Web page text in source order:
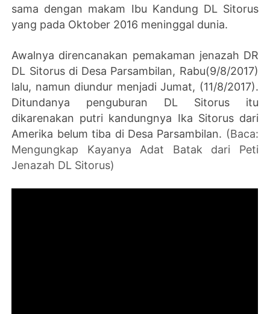
sama dengan makam Ibu Kandung DL Sitorus
yang pada Oktober 2016 meninggal dunia.
Awalnya direncanakan pemakaman jenazah DR
DL Sitorus di Desa Parsambilan, Rabu(9/8/2017)
lalu, namun diundur menjadi Jumat, (11/8/2017).
Ditundanya penguburan DL Sitorus itu
dikarenakan putri kandungnya Ika Sitorus dari
Amerika belum tiba di Desa Parsambilan. (Baca:
Mengungkap Kayanya Adat Batak dari Peti
Jenazah DL Sitorus)